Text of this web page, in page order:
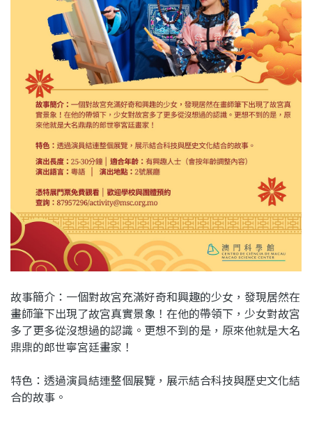
故事簡介：一個對故宮充滿好奇和興趣的少女，發現居然在
畫師筆下出現了故宮真實景象！在他的帶領下，少女對故宮
多了更多從沒想過的認識。更想不到的是，原來他就是大名
鼎鼎的郎世寧宮廷畫家！
特色：透過演員結連整個展覽，展示結合科技與歷史文化結
合的故事。